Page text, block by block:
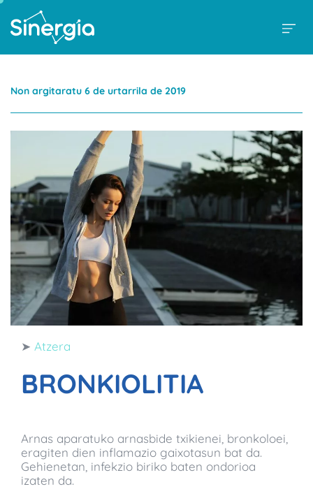
Non argitaratu 6 de urtarrila de 2019
➤ Atzera
BRONKIOLITIA
Arnas aparatuko arnasbide txikienei, bronkoloei,
eragiten dien inflamazio gaixotasun bat da.
Gehienetan, infekzio biriko baten ondorioa
izaten da.